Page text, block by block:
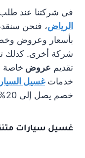
في شركتنا عند
الرياض، فنحن
بأسعار وعروض
شركة أخرى. كذلك
تقديم عروض خاصة
خدماتغسيل
خصم يصل إلى 20% عند الاستعانة بخدمات شركتنا.
غسيل سيارات